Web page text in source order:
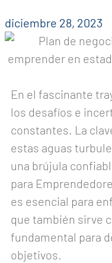
diciembre 28, 2023
En el fascinante
los desafíos e
constantes. La
estas aguas
una brújula
para
es esencial para
que también sirve
fundamental para
objetivos.